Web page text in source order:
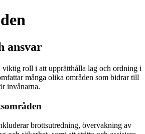
ansvar
viktig roll i att upprätthålla lag och ordning i
många olika områden som bidrar till
invånarna.
brottsutredning, övervakning av